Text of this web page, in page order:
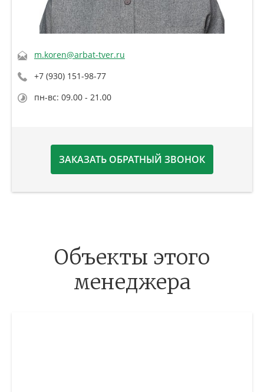
m.koren@arbat-tver.ru
+7 (930) 151-98-77
пн-вс: 09.00 - 21.00
ЗАКАЗАТЬ ОБРАТНЫЙ ЗВОНОК
Объекты этого
менеджера